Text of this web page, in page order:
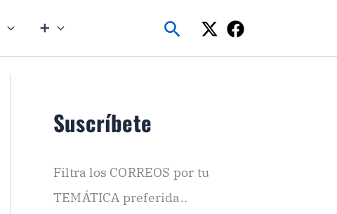
➕ Buscar
Suscríbete
Filtra los CORREOS por tu
TEMÁTICA preferida..